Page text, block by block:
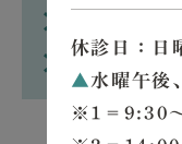
休診日：日
▲ 水曜午後
※1＝9:30
Q&A